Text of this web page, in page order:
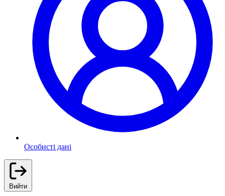
Особисті дані
Вийти